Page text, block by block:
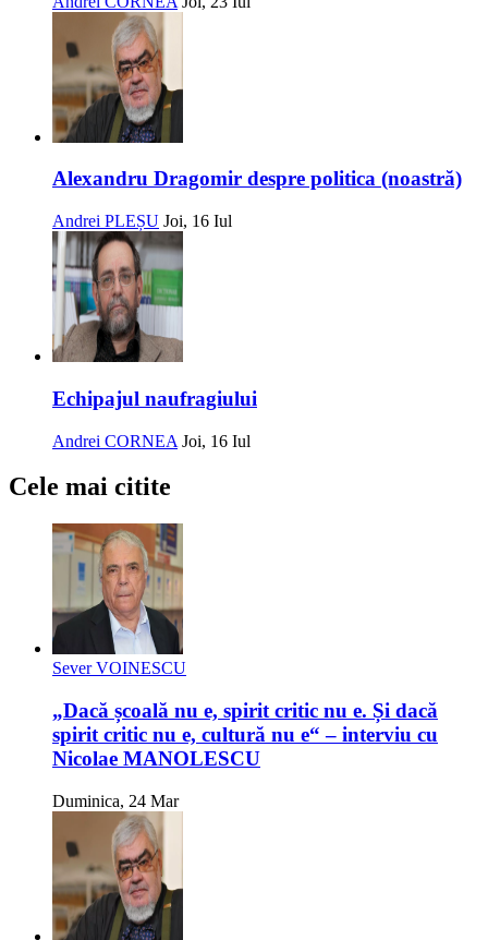
Alexandru Dragomir despre politica (noastră)
Andrei PLEȘU Joi, 16 Iul
Echipajul naufragiului
Andrei CORNEA Joi, 16 Iul
Cele mai citite
Sever VOINESCU
„Dacă școală nu e, spirit critic nu e. Și dacă
spirit critic nu e, cultură nu e“ – interviu cu
Nicolae MANOLESCU
Duminica, 24 Mar